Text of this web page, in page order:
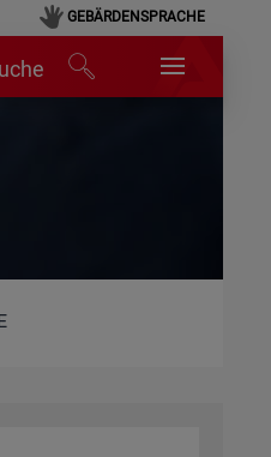
GEBÄRDENSPRACHE